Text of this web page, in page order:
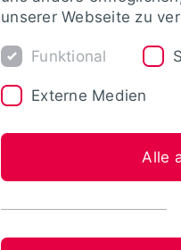
unserer Webseite zu
Funktional
Externe Medien
Alle